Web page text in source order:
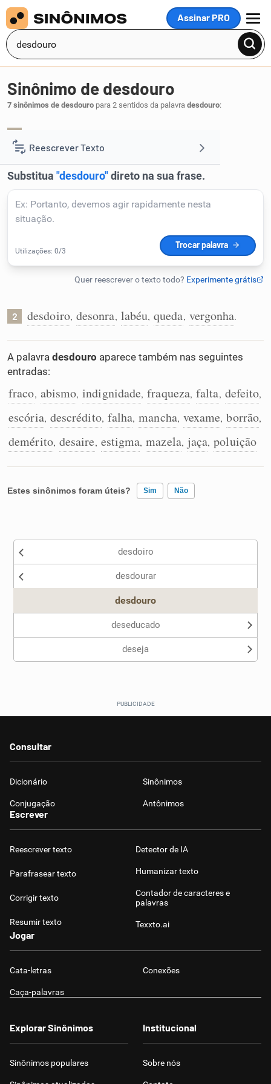
Assinar PRO
MENU
Reescrever Texto
Resumir Texto
Corrigir Texto
Detector de IA
Humanizador de IA
Cata-letras
Caça-palavras
Dicionário
Sinônimo de desdouro
7 sinônimos de desdouro para 2 sentidos da palavra desdouro:
2 desdoiro, desonra, labéu, queda, vergonha.
A palavra desdouro aparece também nas seguintes
entradas:
fraco, abismo, indignidade, fraqueza, falta, defeito,
escória, descrédito, falha, mancha, vexame, borrão,
demérito, desaire, estigma, mazela, jaça, poluição
Estes sinônimos foram úteis? Sim Não
Nenhum dos sinônimos apresentados me ajudou
desdoiro
desdourar
desdouro
deseducado
deseja
Consultar
Dicionário Sinônimos
Conjugação Antônimos
Escrever
Reescrever texto
Parafrasear texto
Corrigir texto
Resumir texto
Detector de IA
Humanizar texto
Contador de caracteres e
palavras
Texxto.ai
Jogar
Cata-letras Conexões
Caça-palavras
Explorar Sinônimos
Sinônimos populares
Institucional
Sobre nós